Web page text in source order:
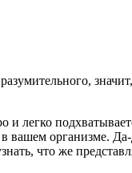
легко
организме.
что же